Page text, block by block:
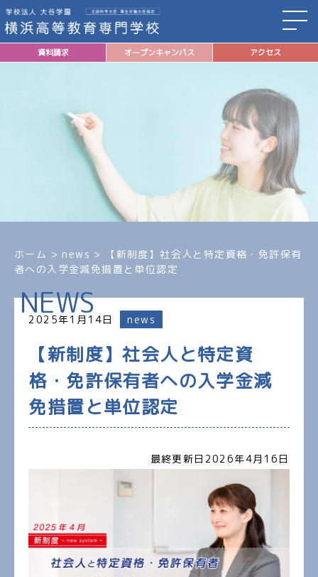
資料請求 オープンキャンパス アクセス
NEWS
ホーム > news >
【新制度】社会人と特定資格・免許保有
者への入学金減免措置と単位認定
2025年1月14日 news
【新制度】社会人と特定資
格・免許保有者への入学金減
免措置と単位認定
最終更新日2026年4月16日